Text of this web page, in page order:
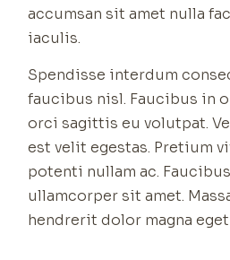
accumsan sit amet nulla
iaculis.
Spendisse interdum
faucibus nisl. Faucibus in
orci sagittis eu volutpat.
est velit egestas. Pretium
potenti nullam ac.
ullamcorper sit amet.
hendrerit dolor magna